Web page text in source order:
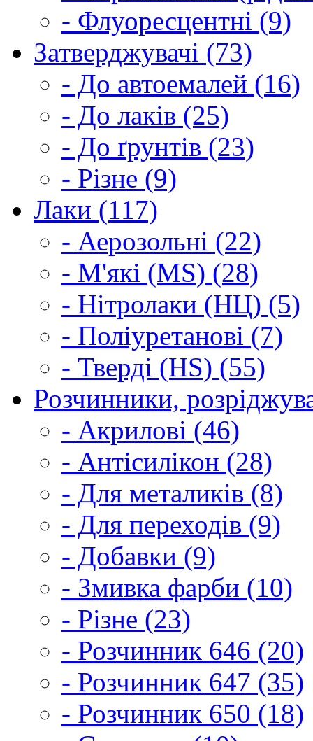
- Флуоресцентні (9)
Затверджувачі (73)
- До автоемалей (16)
- До лаків (25)
- До ґрунтів (23)
- Різне (9)
Лаки (117)
- Аерозольні (22)
- М'які (MS) (28)
- Нітролаки (НЦ) (5)
- Поліуретанові (7)
- Тверді (HS) (55)
Розчинники,
- Акрилові (46)
- Антісилікон (28)
- Для металиків (8)
- Для переходів (9)
- Добавки (9)
- Змивка фарби (10)
- Різне (23)
- Розчинник 646 (20)
- Розчинник 647 (35)
- Розчинник 650 (18)